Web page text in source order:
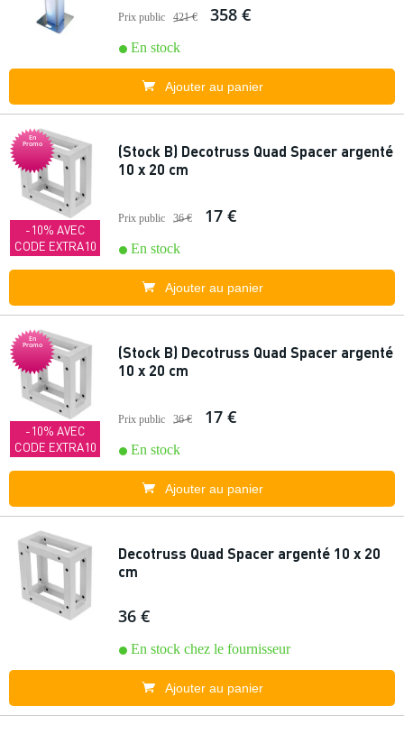
Prix public 421 € 358 €
En stock
Ajouter au panier
En
Promo
-10% AVEC
CODE EXTRA10
(Stock B) Decotruss Quad Spacer argenté
10 x 20 cm
Prix public 36 € 17 €
En stock
Ajouter au panier
En
Promo
-10% AVEC
CODE EXTRA10
(Stock B) Decotruss Quad Spacer argenté
10 x 20 cm
Prix public 36 € 17 €
En stock
Ajouter au panier
Decotruss Quad Spacer argenté 10 x 20
cm
36 €
En stock chez le fournisseur
Ajouter au panier